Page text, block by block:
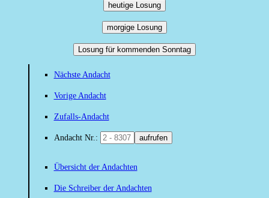
heutige Losung
morgige Losung
Losung für kommenden Sonntag
Nächste Andacht
Vorige Andacht
Zufalls-Andacht
Andacht Nr.: aufrufen
Übersicht der Andachten
Die Schreiber der Andachten